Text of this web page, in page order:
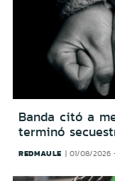
Banda citó a
terminó
REDMAULE 01/08/2026 -